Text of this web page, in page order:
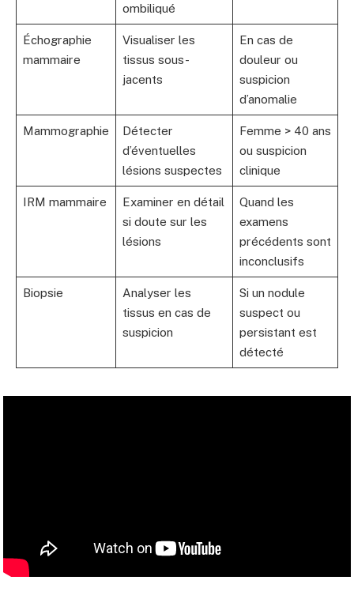
ombiliqué
Échographie
mammaire
Visualiser les
tissus sous-
jacents
En cas de
douleur ou
suspicion
d’anomalie
Mammographie
Détecter
d’éventuelles
lésions suspectes
Femme > 40 ans
ou suspicion
clinique
IRM mammaire
Examiner en détail
si doute sur les
lésions
Quand les
examens
précédents sont
inconclusifs
Biopsie
Analyser les
tissus en cas de
suspicion
Si un nodule
suspect ou
persistant est
détecté